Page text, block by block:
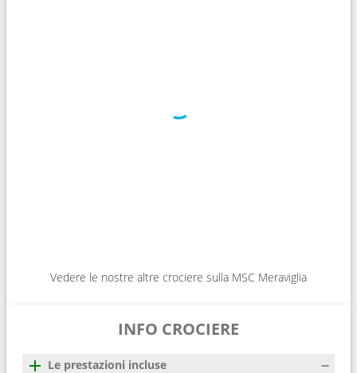
Vedere le nostre altre crociere sulla MSC Meraviglia
INFO CROCIERE
Le prestazioni incluse